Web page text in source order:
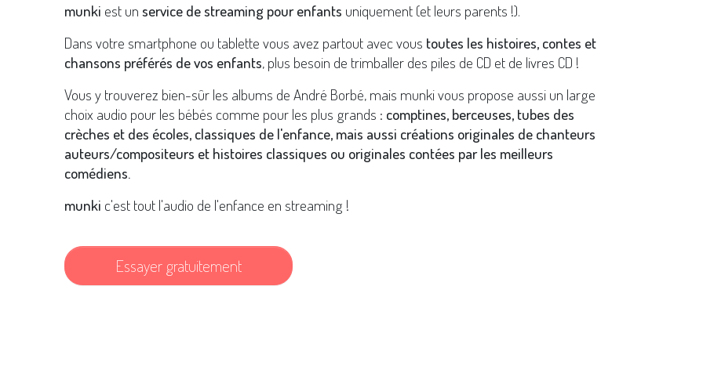
munki est un service de streaming pour enfants uniquement (et leurs parents !).
Dans votre smartphone ou tablette vous avez partout avec vous toutes les histoires, contes et
chansons préférés de vos enfants, plus besoin de trimballer des piles de CD et de livres CD !
Vous y trouverez bien-sûr les albums de André Borbé, mais munki vous propose aussi un large
choix audio pour les bébés comme pour les plus grands : comptines, berceuses, tubes des
crèches et des écoles, classiques de l'enfance, mais aussi créations originales de chanteurs
auteurs/compositeurs et histoires classiques ou originales contées par les meilleurs
comédiens.
munki c'est tout l'audio de l'enfance en streaming !
Essayer gratuitement